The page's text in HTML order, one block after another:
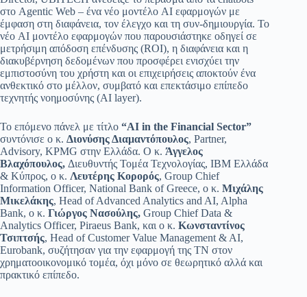
στο Agentic Web – ένα νέο μοντέλο AI εφαρμογών με
έμφαση στη διαφάνεια, τον έλεγχο και τη συν-δημιουργία. Το
νέο AI μοντέλο εφαρμογών που παρουσιάστηκε οδηγεί σε
μετρήσιμη απόδοση επένδυσης (ROI), η διαφάνεια και η
διακυβέρνηση δεδομένων που προσφέρει ενισχύει την
εμπιστοσύνη του χρήστη και οι επιχειρήσεις αποκτούν ένα
ανθεκτικό στο μέλλον, συμβατό και επεκτάσιμο επίπεδο
τεχνητής νοημοσύνης (AI layer).
Το επόμενο πάνελ με τίτλο “AI in the Financial Sector”
συντόνισε ο κ. Διονύσης Διαμαντόπουλος, Partner,
Advisory, KPMG στην Ελλάδα. Ο κ. Άγγελος
Βλαχόπουλος, Διευθυντής Τομέα Τεχνολογίας, IBM Ελλάδα
& Κύπρος, ο κ. Λευτέρης Κορορός, Group Chief
Information Officer, National Bank of Greece, ο κ. Μιχάλης
Μικελάκης, Head of Advanced Analytics and AI, Alpha
Bank, ο κ. Γιώργος Νασούλης, Group Chief Data &
Analytics Officer, Piraeus Bank, και ο κ. Κωνσταντίνος
Τσιπτσής, Head of Customer Value Management & AI,
Eurobank, συζήτησαν για την εφαρμογή της ΤΝ στον
χρηματοοικονομικό τομέα, όχι μόνο σε θεωρητικό αλλά και
πρακτικό επίπεδο.